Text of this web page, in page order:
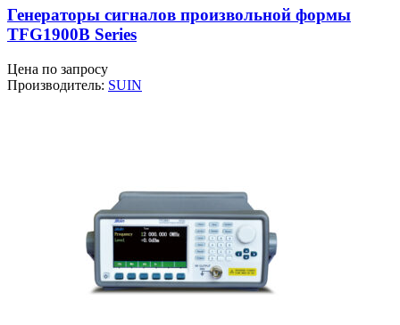
Генераторы сигналов произвольной формы
TFG1900B Series
Цена по запросу
Производитель: SUIN